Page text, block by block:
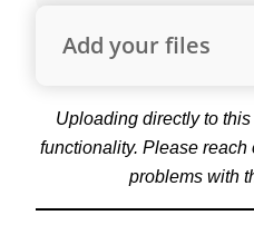
Add your files
Uploading directly to
functionality. Please
problems with